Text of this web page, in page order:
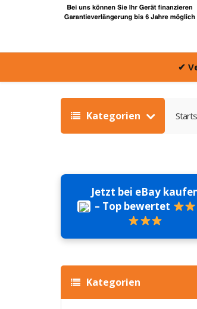
✔
Kategorien
Jetzt bei eBay
– Top bewertet
Kategorien